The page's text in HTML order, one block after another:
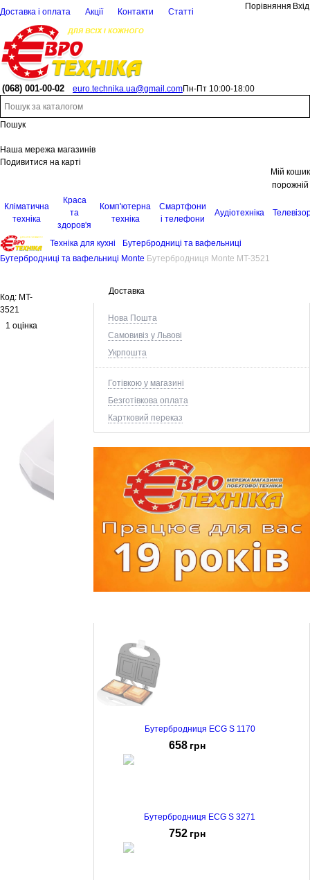
Доставка і оплата Акції Контакти Статті
Порівняння Вхід
(068) 001-00-02 euro.technika.ua@gmail.comПн-Пт 10:00-18:00
Пошук
Наша мережа магазинів
Подивитися на карті
Мій кошик
порожній
Кліматична
техніка
Краса
та
здоров'я
Комп'ютерна
техніка
Смартфони
і телефони
Аудіотехніка
Техніка для кухні
Бутербродниці та вафельниці
Бутербродниці та вафельниці Monte Бутербродниця Monte MT-3521
Доставка
Нова Пошта
Самовивіз у Львові
Укрпошта
Готівкою у магазині
Безготівкова оплата
Картковий переказ
Бутербродниця ECG S 1170
658 грн
Бутербродниця ECG S 3271
752 грн
Код: MT-
3521
1 оцінка